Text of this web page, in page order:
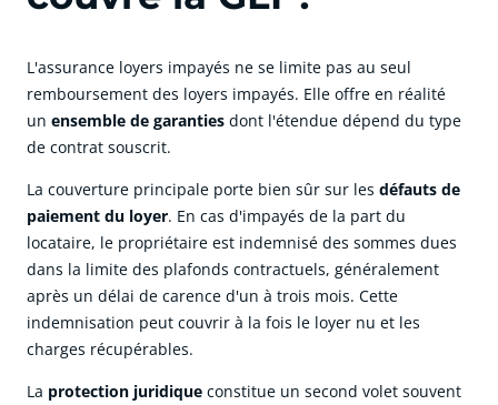
L'assurance loyers impayés ne se limite pas au seul
remboursement des loyers impayés. Elle offre en réalité
un ensemble de garanties dont l'étendue dépend du type
de contrat souscrit.
La couverture principale porte bien sûr sur les défauts de
paiement du loyer. En cas d'impayés de la part du
locataire, le propriétaire est indemnisé des sommes dues
dans la limite des plafonds contractuels, généralement
après un délai de carence d'un à trois mois. Cette
indemnisation peut couvrir à la fois le loyer nu et les
charges récupérables.
La protection juridique constitue un second volet souvent